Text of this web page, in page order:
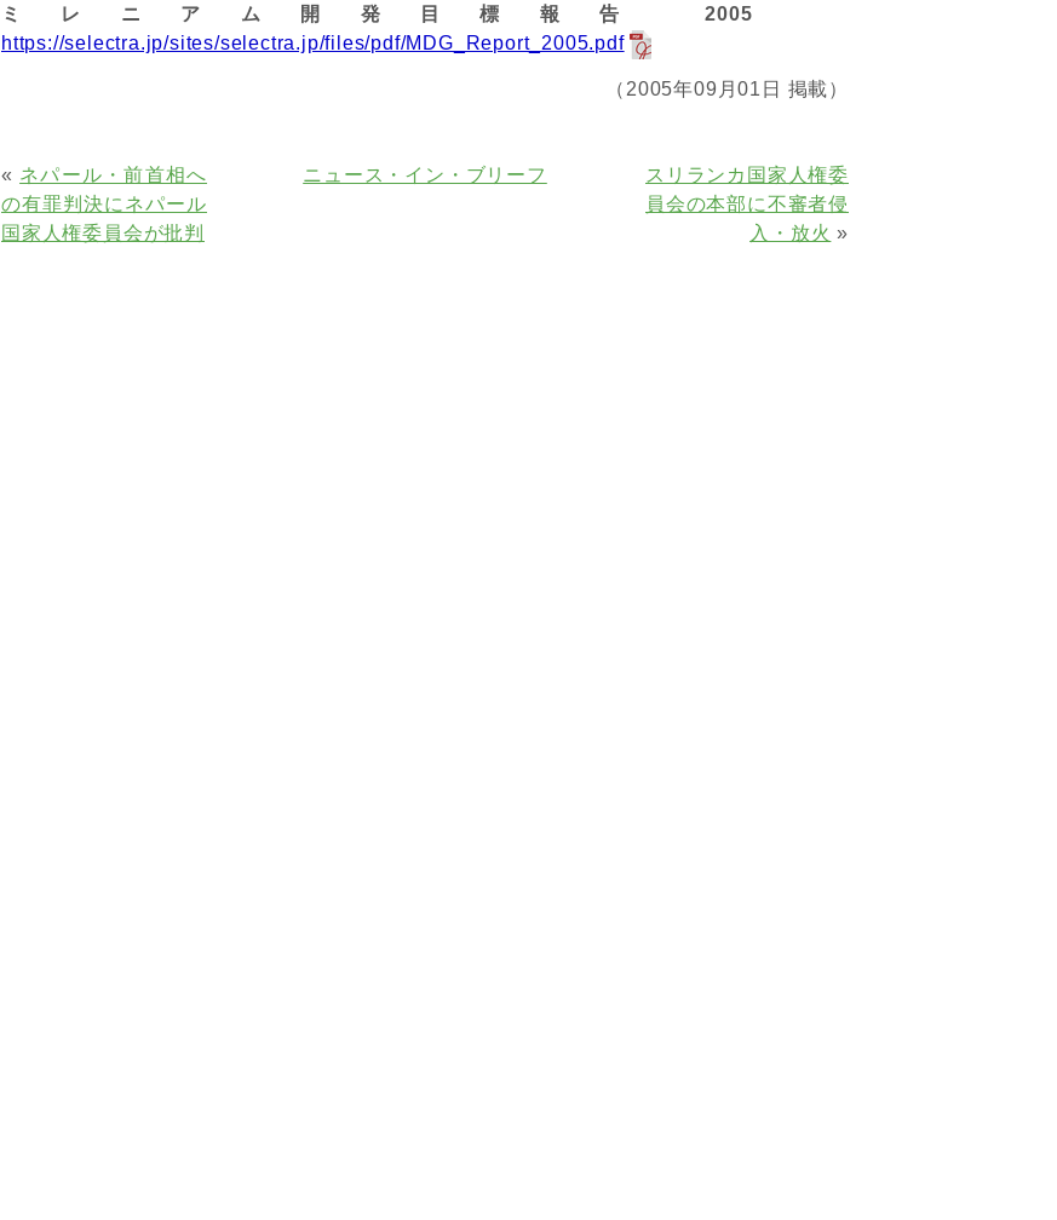
ミレニアム開発目標報告 2005
https://selectra.jp/sites/selectra.jp/files/pdf/MDG_Report_2005.pdf
（2005年09月01日 掲載）
« ネパール・前首相へ
の有罪判決にネパール
国家人権委員会が批判
スリランカ国家人権委
員会の本部に不審者侵
入・放火 »
ニュース・イン・ブリーフ